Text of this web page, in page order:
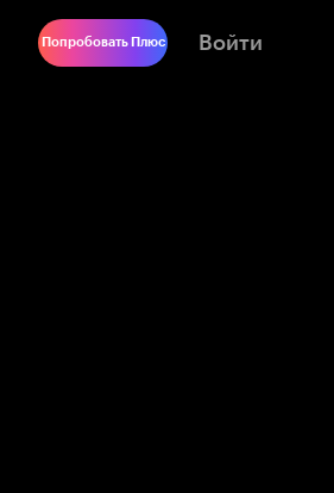
Попробовать Плюс Войти